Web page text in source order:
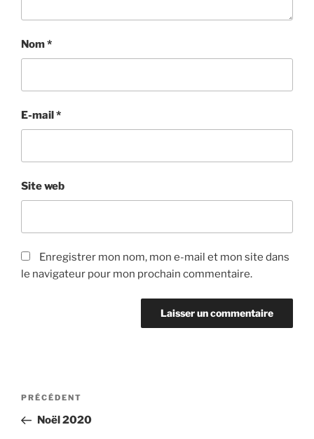
Nom*
E-mail *
Site web
Enregistrer mon nom, mon e-mail et mon site dans
le navigateur pour mon prochain commentaire.
Navigation
l’article
Article
précédent
PRÉCÉDENT
Noël 2020